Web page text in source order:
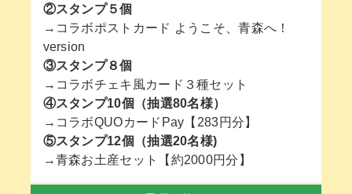
②スタンプ５個
→コラボポストカード ようこそ、青森へ！
version
③スタンプ８個
→コラボチェキ風カード３種セット
④スタンプ10個（抽選80名様）
→コラボQUOカードPay【283円分】
⑤スタンプ12個（抽選20名様)
→青森お土産セット【約2000円分】